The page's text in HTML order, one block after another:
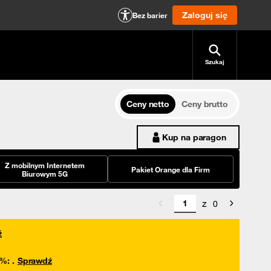
Bez barier Zaloguj się
Szukaj
Ceny netto
Ceny brutto
Kup na paragon
Z mobilnym Internetem
Biurowym 5G
Pakiet Orange dla Firm
z 0
: . Sprawdź